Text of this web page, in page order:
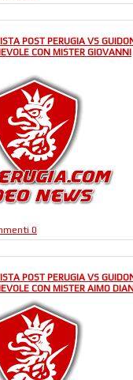
POST PERUGIA VS
CON MISTER GIOVANNI
0
POST PERUGIA VS
CON MISTER AIMO